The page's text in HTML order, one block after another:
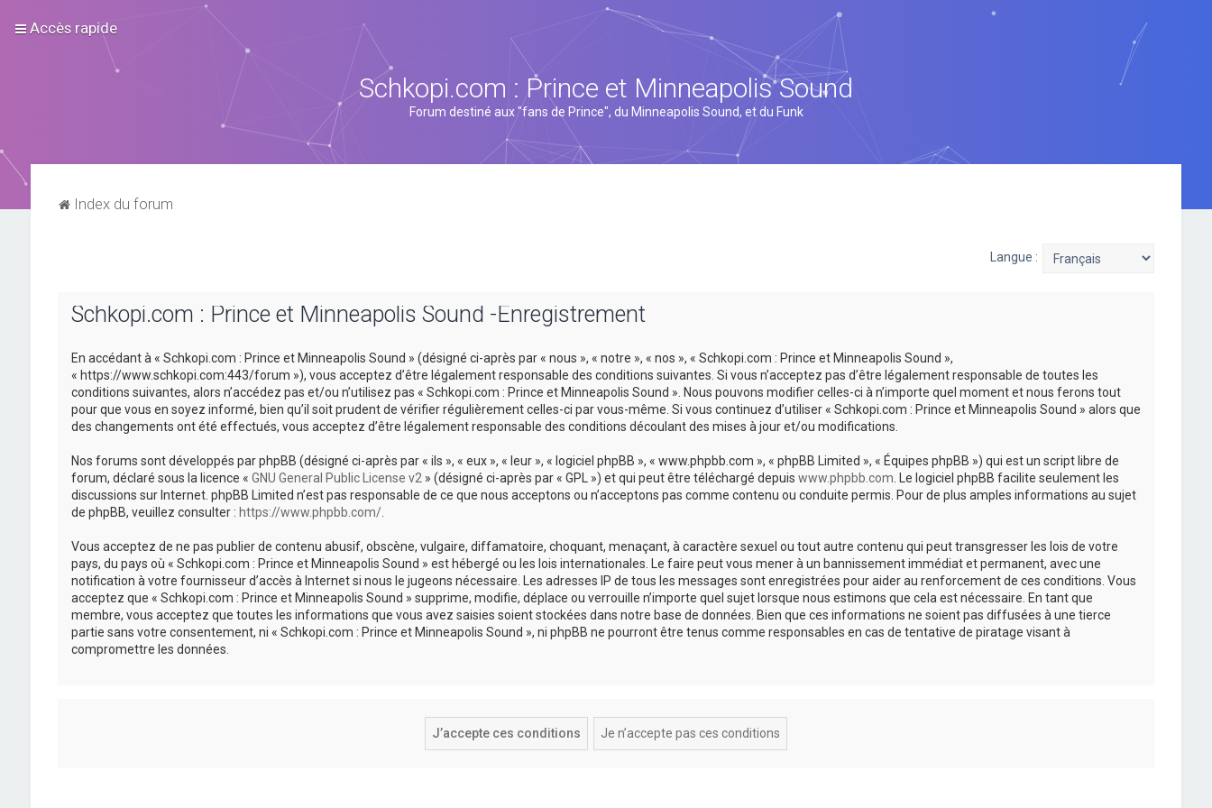
Accès rapide
Schkopi.com : Prince et Minneapolis Sound
Forum destiné aux "fans de Prince", du Minneapolis Sound, et du Funk
Index du forum
Langue :
Schkopi.com : Prince et Minneapolis Sound -Enregistrement
En accédant à « Schkopi.com : Prince et Minneapolis Sound » (désigné ci-après par « nous », « notre », « nos », « Schkopi.com : Prince et Minneapolis Sound »,
« https://www.schkopi.com:443/forum »), vous acceptez d’être légalement responsable des conditions suivantes. Si vous n’acceptez pas d’être légalement responsable de toutes les
conditions suivantes, alors n’accédez pas et/ou n’utilisez pas « Schkopi.com : Prince et Minneapolis Sound ». Nous pouvons modifier celles-ci à n’importe quel moment et nous ferons tout
pour que vous en soyez informé, bien qu’il soit prudent de vérifier régulièrement celles-ci par vous-même. Si vous continuez d’utiliser « Schkopi.com : Prince et Minneapolis Sound » alors que
des changements ont été effectués, vous acceptez d’être légalement responsable des conditions découlant des mises à jour et/ou modifications.
Nos forums sont développés par phpBB (désigné ci-après par « ils », « eux », « leur », « logiciel phpBB », « www.phpbb.com », « phpBB Limited », « Équipes phpBB ») qui est un script libre de
forum, déclaré sous la licence « GNU General Public License v2 » (désigné ci-après par « GPL ») et qui peut être téléchargé depuis www.phpbb.com . Le logiciel phpBB facilite seulement les
discussions sur Internet. phpBB Limited n’est pas responsable de ce que nous acceptons ou n’acceptons pas comme contenu ou conduite permis. Pour de plus amples informations au sujet
de phpBB, veuillez consulter : https://www.phpbb.com/.
Vous acceptez de ne pas publier de contenu abusif, obscène, vulgaire, diffamatoire, choquant, menaçant, à caractère sexuel ou tout autre contenu qui peut transgresser les lois de votre
pays, du pays où « Schkopi.com : Prince et Minneapolis Sound » est hébergé ou les lois internationales. Le faire peut vous mener à un bannissement immédiat et permanent, avec une
notification à votre fournisseur d’accès à Internet si nous le jugeons nécessaire. Les adresses IP de tous les messages sont enregistrées pour aider au renforcement de ces conditions. Vous
acceptez que « Schkopi.com : Prince et Minneapolis Sound » supprime, modifie, déplace ou verrouille n’importe quel sujet lorsque nous estimons que cela est nécessaire. En tant que
membre, vous acceptez que toutes les informations que vous avez saisies soient stockées dans notre base de données. Bien que ces informations ne soient pas diffusées à une tierce
partie sans votre consentement, ni « Schkopi.com : Prince et Minneapolis Sound », ni phpBB ne pourront être tenus comme responsables en cas de tentative de piratage visant à
compromettre les données.